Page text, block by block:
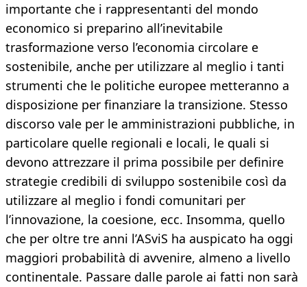
importante che i rappresentanti del mondo
economico si preparino all’inevitabile
trasformazione verso l’economia circolare e
sostenibile, anche per utilizzare al meglio i tanti
strumenti che le politiche europee metteranno a
disposizione per finanziare la transizione. Stesso
discorso vale per le amministrazioni pubbliche, in
particolare quelle regionali e locali, le quali si
devono attrezzare il prima possibile per definire
strategie credibili di sviluppo sostenibile così da
utilizzare al meglio i fondi comunitari per
l’innovazione, la coesione, ecc. Insomma, quello
che per oltre tre anni l’ASviS ha auspicato ha oggi
maggiori probabilità di avvenire, almeno a livello
continentale. Passare dalle parole ai fatti non sarà